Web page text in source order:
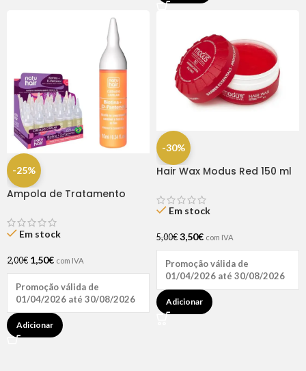
-25%
Ampola de Tratamento
Hair (1 UNIDADE)
Em stock
2,00€ 1,50€ com IVA
Promoção válida de
01/04/2026 até 30/08/2026
Adicionar
-30%
Hair Wax Modus Red 150 ml
Em stock
5,00€ 3,50€ com IVA
Promoção válida de
01/04/2026 até 30/08/2026
Adicionar